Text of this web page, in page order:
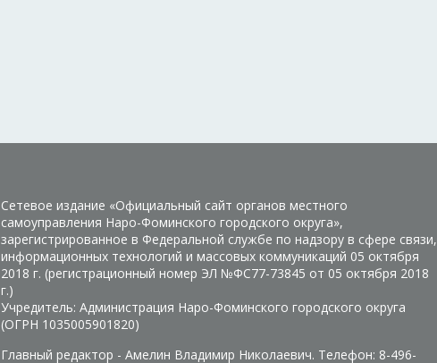
Сетевое издание «Официальный сайт органов местного
самоуправления Наро-Фоминского городского округа»,
зарегистрированное в Федеральной службе по надзору в сфере связи,
информационных технологий и массовых коммуникаций 05 октября
2018 г. (регистрационный номер ЭЛ №ФС77-73845 от 05 октября 2018
г.)
Учредитель: Администрация Наро-Фоминского городского округа
(ОГРН 1035005901820)
Главный редактор - Амелин Владимир Николаевич. Телефон: 8-496-